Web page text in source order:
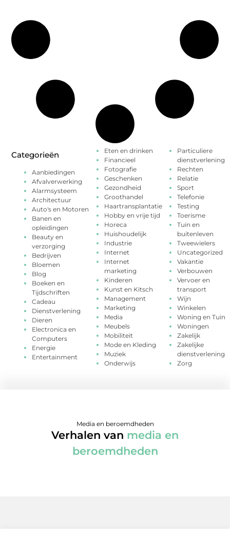
Categorieën
Aanbiedingen
Afvalverwerking
Alarmsysteem
Architectuur
Auto's en Motoren
Banen en
opleidingen
Beauty en
verzorging
Bedrijven
Bloemen
Blog
Boeken en
Tijdschriften
Cadeau
Dienstverlening
Dieren
Electronica en
Computers
Energie
Entertainment
Eten en drinken
Financieel
Fotografie
Geschenken
Gezondheid
Groothandel
Haartransplantatie
Hobby en vrije tijd
Horeca
Huishoudelijk
Industrie
Internet
Internet
marketing
Kinderen
Kunst en Kitsch
Management
Marketing
Media
Meubels
Mobiliteit
Mode en Kleding
Muziek
Onderwijs
Particuliere
dienstverlening
Rechten
Relatie
Sport
Telefonie
Testing
Toerisme
Tuin en
buitenleven
Tweewielers
Uncategorized
Vakantie
Verbouwen
Vervoer en
transport
Wijn
Winkelen
Woning en Tuin
Woningen
Zakelijk
Zakelijke
dienstverlening
Zorg
Media en beroemdheden
Verhalen van media en
beroemdheden